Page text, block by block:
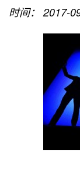
时间： 2017-